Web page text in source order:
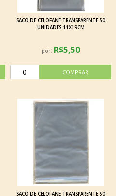
SACO DE CELOFANE TRANSPARENTE 50
UNIDADES 11X19CM
por: R$5,50
SACO DE CELOFANE TRANSPARENTE 50